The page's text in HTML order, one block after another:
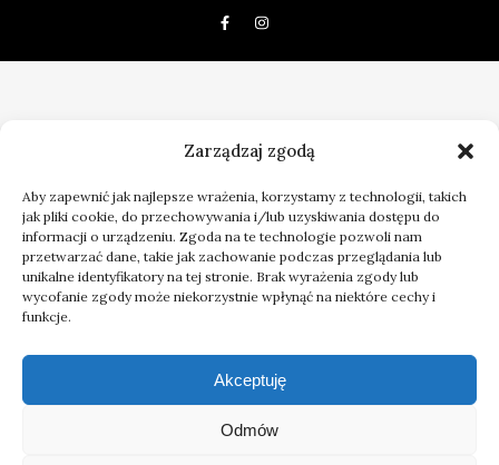
Zarządzaj zgodą
Aby zapewnić jak najlepsze wrażenia, korzystamy z technologii, takich
jak pliki cookie, do przechowywania i/lub uzyskiwania dostępu do
informacji o urządzeniu. Zgoda na te technologie pozwoli nam
przetwarzać dane, takie jak zachowanie podczas przeglądania lub
unikalne identyfikatory na tej stronie. Brak wyrażenia zgody lub
wycofanie zgody może niekorzystnie wpłynąć na niektóre cechy i
funkcje.
Akceptuję
Odmów